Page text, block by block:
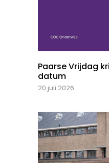
Paarse Vrijdag
datum
20 juli 2026